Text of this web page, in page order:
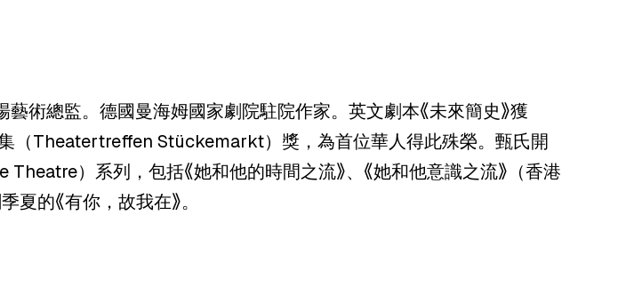
術總監。德國曼海姆國家劇院駐院作家。英文劇本《未來簡史》獲
（Theatertreffen Stückemarkt）獎，為首位華人得此殊榮。甄氏開
）系列，包括《她和他的時間之流》、《她和他意識之流》（香港
的《有你，故我在》。